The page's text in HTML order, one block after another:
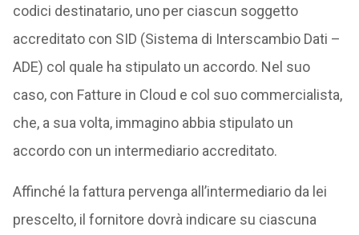
codici destinatario, uno per ciascun soggetto
accreditato con SID (Sistema di Interscambio Dati –
ADE) col quale ha stipulato un accordo. Nel suo
caso, con Fatture in Cloud e col suo commercialista,
che, a sua volta, immagino abbia stipulato un
accordo con un intermediario accreditato.
Affinché la fattura pervenga all’intermediario da lei
prescelto, il fornitore dovrà indicare su ciascuna